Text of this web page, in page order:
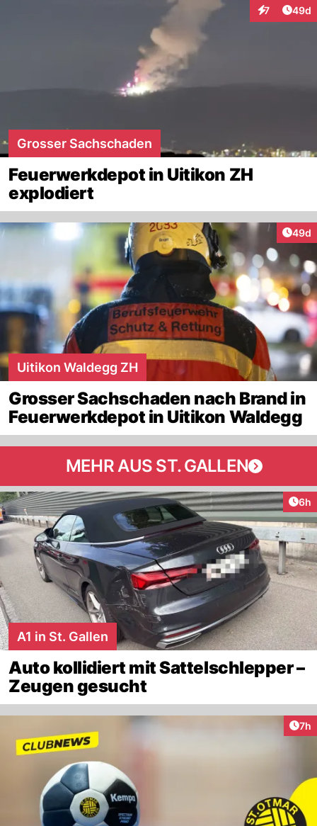
7
Interaktionen
49d
Grosser Sachschaden
Feuerwerkdepot in Uitikon ZH
explodiert
49d
Uitikon Waldegg ZH
Grosser Sachschaden nach Brand in
Feuerwerkdepot in Uitikon Waldegg
MEHR AUS ST. GALLEN
6h
A1 in St. Gallen
Auto kollidiert mit Sattelschlepper –
Zeugen gesucht
7h